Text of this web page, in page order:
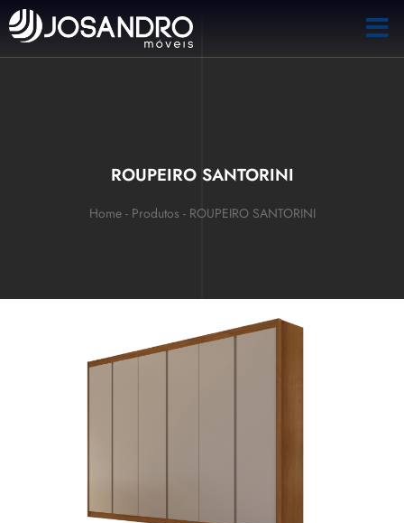
ROUPEIRO SANTORINI
Home- Produtos - ROUPEIRO SANTORINI